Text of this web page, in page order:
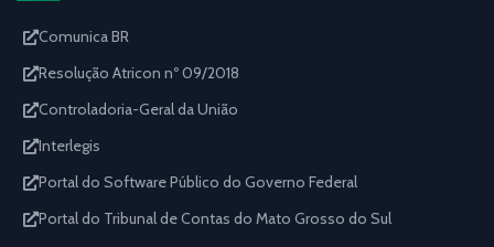
Comunica BR
Resolução Atricon nº 09/2018
Controladoria-Geral da União
Interlegis
Portal do Software Público do Governo Federal
Portal do Tribunal de Contas do Mato Grosso do Sul